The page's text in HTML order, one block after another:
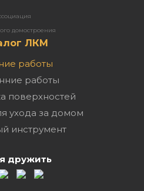
домостроения
ЛКМ
работы
работы
поверхностей
ухода за домом
инструмент
дружить